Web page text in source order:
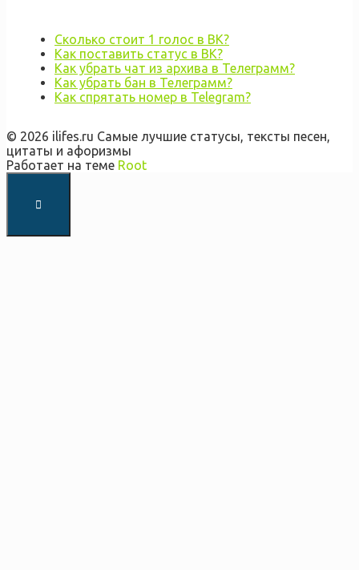
Сколько стоит 1 голос в ВК?
Как поставить статус в ВК?
Как убрать чат из архива в Телеграмм?
Как убрать бан в Телеграмм?
Как спрятать номер в Telegram?
© 2026 ilifes.ru Самые лучшие статусы, тексты песен,
цитаты и афоризмы
Работает на теме Root